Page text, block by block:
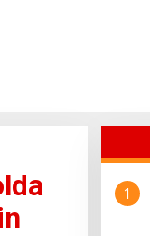
1